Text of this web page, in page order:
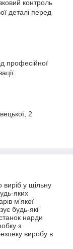
контроль
деталі перед
професійної
2
у щільну
яких
м’якої
будь-які
нарди
з
виробу в